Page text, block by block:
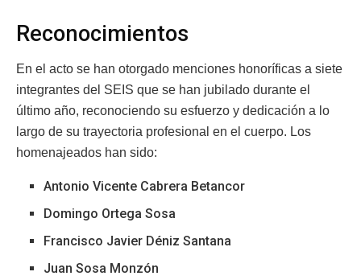
Reconocimientos
En el acto se han otorgado menciones honoríficas a siete
integrantes del SEIS que se han jubilado durante el
último año, reconociendo su esfuerzo y dedicación a lo
largo de su trayectoria profesional en el cuerpo. Los
homenajeados han sido:
Antonio Vicente Cabrera Betancor
Domingo Ortega Sosa
Francisco Javier Déniz Santana
Juan Sosa Monzón